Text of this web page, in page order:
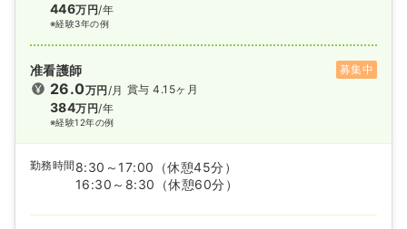
446万円/年
※経験3年の例
准看護師 募集中
26.0万円/月
384万円/年
※経験12年の例
賞与 4.15ヶ月
勤務時間 8:30～17:00
（休憩45分）
16:30～8:30
（休憩60分）